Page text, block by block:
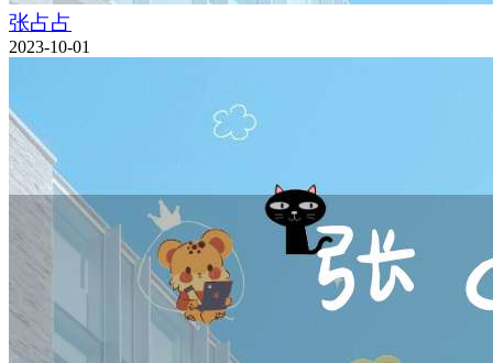
张占占
2023-10-01